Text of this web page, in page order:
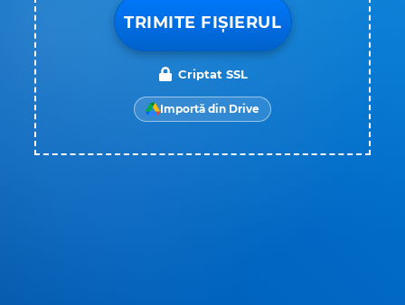
TRIMITE FIȘIERUL
Criptat SSL
Importă din Drive